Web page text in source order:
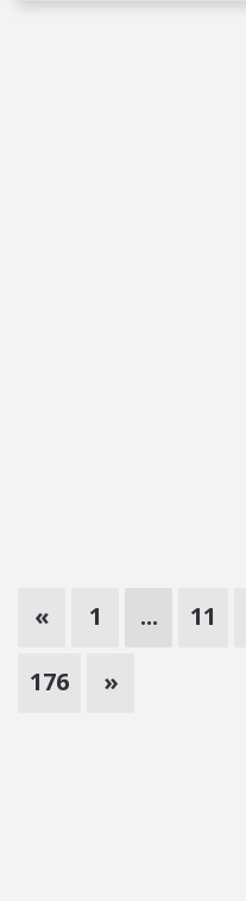
« 1 ... 11
176 »